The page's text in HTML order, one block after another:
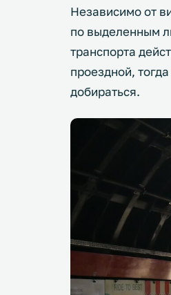
Независимо от
по выделенным
транспорта
проездной,
добираться.